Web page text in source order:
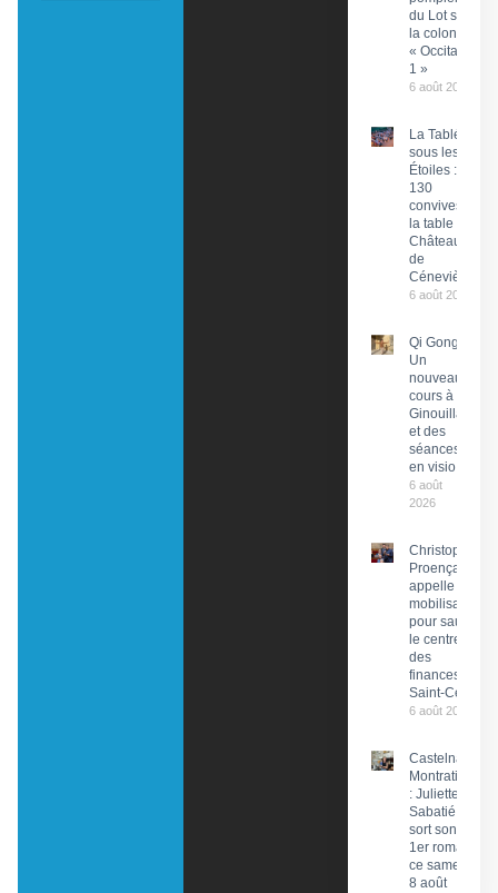
du Lot sur
la colonne
« Occitanie
1 »
6 août 2026
La Tablée
sous les
Étoiles :
130
convives à
la table du
Château
de
Cénevières
6 août 2026
Qi Gong :
Un
nouveau
cours à
Ginouillac
et des
séances
en visio
6 août
2026
Christophe
Proença
appelle à la
mobilisation
pour sauver
le centre
des
finances de
Saint-Céré
6 août 2026
Castelnau-
Montratier
: Juliette
Sabatié
sort son
1er roman
ce samedi
8 août